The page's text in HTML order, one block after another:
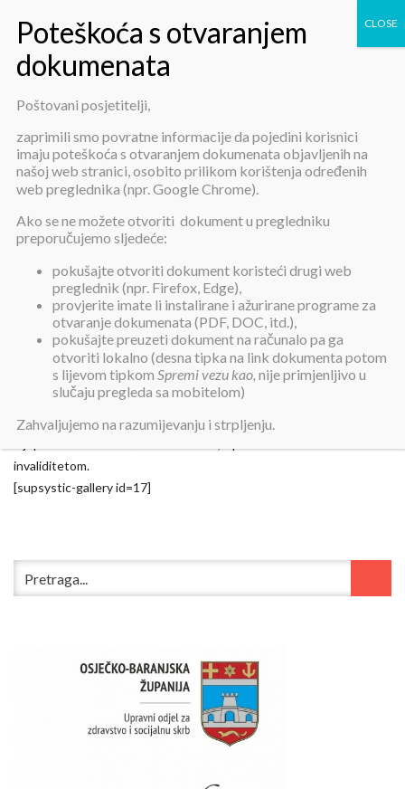
Adaptivne tehnologije
Adaptivne tehnologije
Objavljeno:20. travnja 2021.
Zajedničke blagovaonice te prostorije za boravak i druženje
korisnika konačno opremljene roletama!
U 2021. godini roletama sa električnim pogonom želimo olakšati i
invaliditetom.
[supsystic-gallery id=17]
Poštovani posjetitelji,
zaprimili smo povratne informacije da pojedini korisnici
imaju poteškoća s otvaranjem dokumenata objavljenih na
našoj web stranici, osobito prilikom korištenja određenih
web preglednika (npr. Google Chrome).
Ako se ne možete otvoriti dokument u pregledniku
preporučujemo sljedeće:
pokušajte otvoriti dokument koristeći drugi web
preglednik (npr. Firefox, Edge),
provjerite imate li instalirane i ažurirane programe za
otvaranje dokumenata (PDF, DOC, itd.),
pokušajte preuzeti dokument na računalo pa ga
otvoriti lokalno (desna tipka na link dokumenta potom
s lijevom tipkom Spremi vezu kao, nije primjenljivo u
slučaju pregleda sa mobitelom)
Zahvaljujemo na razumijevanju i strpljenju.